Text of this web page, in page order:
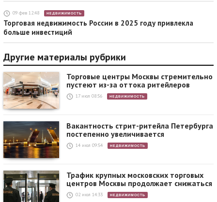
09 фев 12:48 НЕДВИЖИМОСТЬ
Торговая недвижимость России в 2025 году привлекла
больше инвестиций
Другие материалы рубрики
Торговые центры Москвы стремительно
пустеют из-за оттока ритейлеров
17 июл 08:56 НЕДВИЖИМОСТЬ
Вакантность стрит-ритейла Петербурга
постепенно увеличивается
14 июл 09:54 НЕДВИЖИМОСТЬ
Трафик крупных московских торговых
центров Москвы продолжает снижаться
02 июл 14:33 НЕДВИЖИМОСТЬ